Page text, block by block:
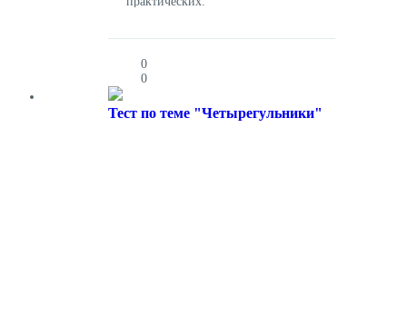
0
0
Тест по теме "Четырегульники"